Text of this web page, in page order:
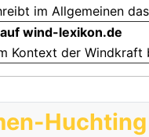
im Allgemeinen
auf wind-lexikon.de
Kontext der
Huchting